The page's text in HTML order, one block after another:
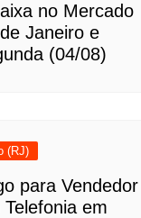
no Mercado
Janeiro e
(04/08)
(RJ)
para Vendedor
em